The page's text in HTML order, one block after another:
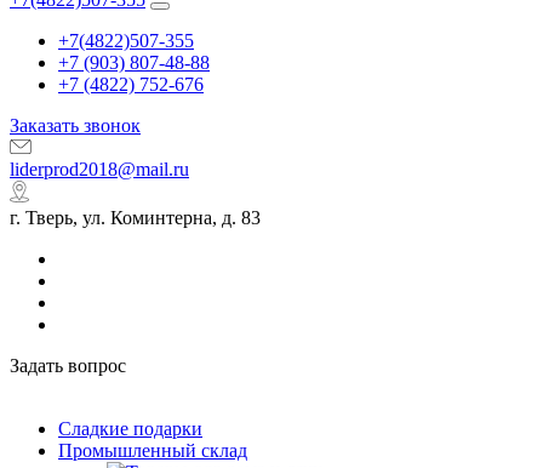
+7(4822)507-355
+7 (903) 807-48-88
+7 (4822) 752-676
Заказать звонок
liderprod2018@mail.ru
г. Тверь, ул. Коминтерна, д. 83
Задать вопрос
Сладкие подарки
Промышленный склад